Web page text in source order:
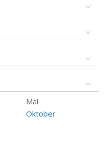
Mai
Oktober